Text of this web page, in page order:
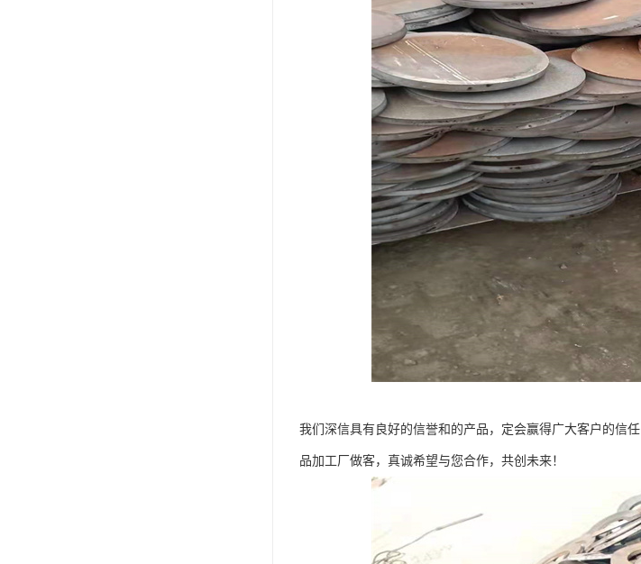
我们深信具有良好的信誉和的产品，定会赢得广大客户的信
品加工厂做客，真诚希望与您合作，共创未来！